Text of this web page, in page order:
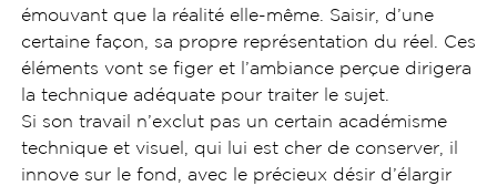
émouvant que la réalité elle-même. Saisir, d’une
certaine façon, sa propre représentation du réel. Ces
éléments vont se figer et l’ambiance perçue dirigera
la technique adéquate pour traiter le sujet.
Si son travail n’exclut pas un certain académisme
technique et visuel, qui lui est cher de conserver, il
innove sur le fond, avec le précieux désir d’élargir